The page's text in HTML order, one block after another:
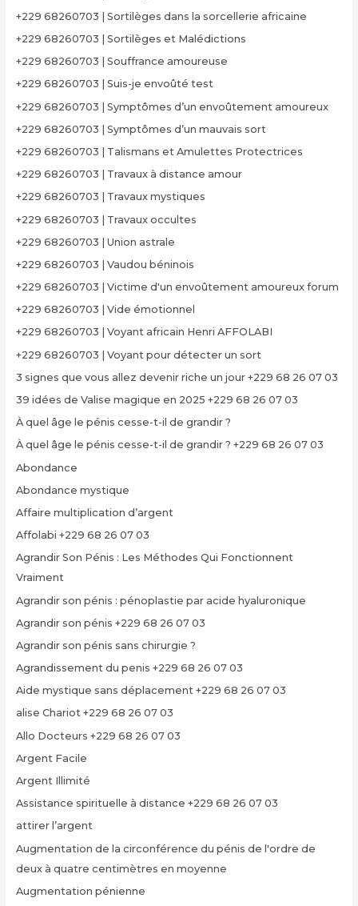
+229 68260703 | Sortilèges dans la sorcellerie africaine
+229 68260703 | Sortilèges et Malédictions
+229 68260703 | Souffrance amoureuse
+229 68260703 | Suis-je envoûté test
+229 68260703 | Symptômes d’un envoûtement amoureux
+229 68260703 | Symptômes d’un mauvais sort
+229 68260703 | Talismans et Amulettes Protectrices
+229 68260703 | Travaux à distance amour
+229 68260703 | Travaux mystiques
+229 68260703 | Travaux occultes
+229 68260703 | Union astrale
+229 68260703 | Vaudou béninois
+229 68260703 | Victime d'un envoûtement amoureux forum
+229 68260703 | Vide émotionnel
+229 68260703 | Voyant africain Henri AFFOLABI
+229 68260703 | Voyant pour détecter un sort
3 signes que vous allez devenir riche un jour +229 68 26 07 03
39 idées de Valise magique en 2025 +229 68 26 07 03
À quel âge le pénis cesse-t-il de grandir ?
À quel âge le pénis cesse-t-il de grandir ? +229 68 26 07 03
Abondance
Abondance mystique
Affaire multiplication d’argent
Affolabi +229 68 26 07 03
Agrandir Son Pénis : Les Méthodes Qui Fonctionnent
Vraiment
Agrandir son pénis : pénoplastie par acide hyaluronique
Agrandir son pénis +229 68 26 07 03
Agrandir son pénis sans chirurgie ?
Agrandissement du penis +229 68 26 07 03
Aide mystique sans déplacement +229 68 26 07 03
alise Chariot +229 68 26 07 03
Allo Docteurs +229 68 26 07 03
Argent Facile
Argent Illimité
Assistance spirituelle à distance +229 68 26 07 03
attirer l’argent
Augmentation de la circonférence du pénis de l'ordre de
deux à quatre centimètres en moyenne
Augmentation pénienne